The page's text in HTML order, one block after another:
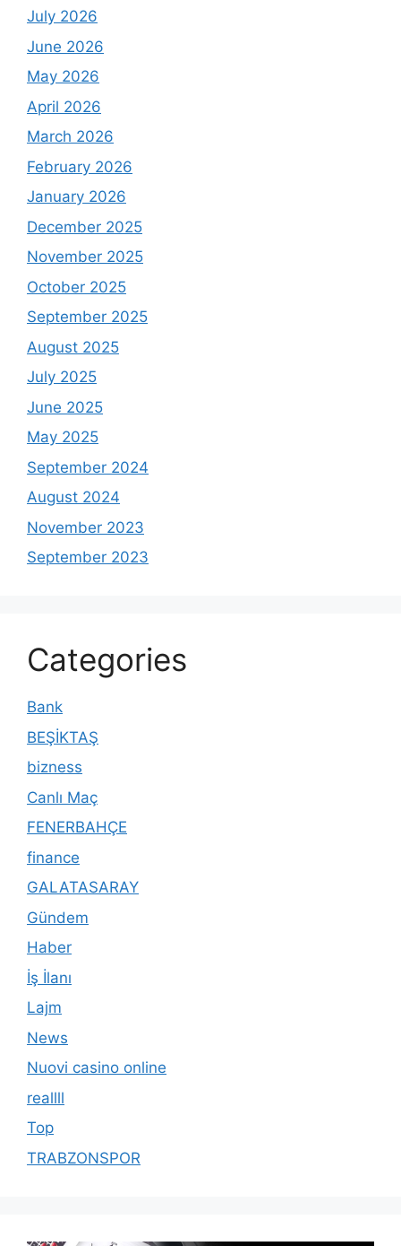
July 2026
June 2026
May 2026
April 2026
March 2026
February 2026
January 2026
December 2025
November 2025
October 2025
September 2025
August 2025
July 2025
June 2025
May 2025
September 2024
August 2024
November 2023
September 2023
Categories
Bank
BEŞİKTAŞ
bizness
Canlı Maç
FENERBAHÇE
finance
GALATASARAY
Gündem
Haber
İş İlanı
Lajm
News
Nuovi casino online
reallll
Top
TRABZONSPOR